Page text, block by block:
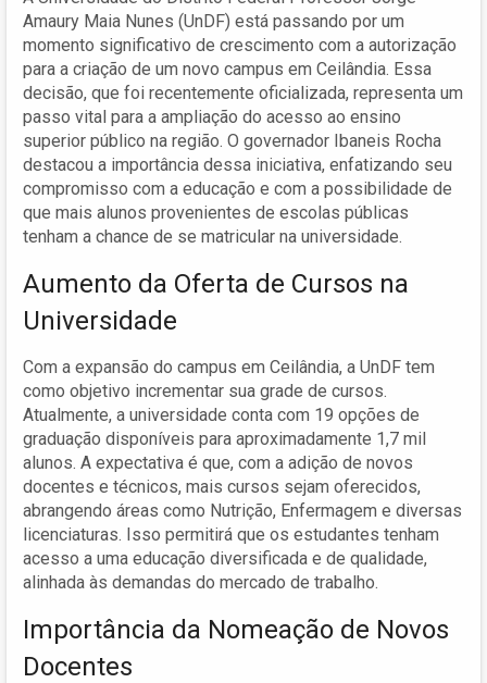
Amaury Maia Nunes (UnDF) está passando por um
momento significativo de crescimento com a autorização
para a criação de um novo campus em Ceilândia. Essa
decisão, que foi recentemente oficializada, representa um
passo vital para a ampliação do acesso ao ensino
superior público na região. O governador Ibaneis Rocha
destacou a importância dessa iniciativa, enfatizando seu
compromisso com a educação e com a possibilidade de
que mais alunos provenientes de escolas públicas
tenham a chance de se matricular na universidade.
Aumento da Oferta de Cursos na
Universidade
Com a expansão do campus em Ceilândia, a UnDF tem
como objetivo incrementar sua grade de cursos.
Atualmente, a universidade conta com 19 opções de
graduação disponíveis para aproximadamente 1,7 mil
alunos. A expectativa é que, com a adição de novos
docentes e técnicos, mais cursos sejam oferecidos,
abrangendo áreas como Nutrição, Enfermagem e diversas
licenciaturas. Isso permitirá que os estudantes tenham
acesso a uma educação diversificada e de qualidade,
alinhada às demandas do mercado de trabalho.
Importância da Nomeação de Novos
Docentes